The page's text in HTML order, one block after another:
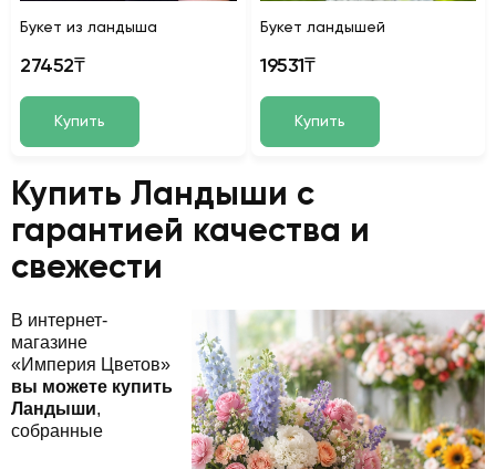
Букет из ландыша
27452₸
Купить
Букет ландышей
19531₸
Купить
Купить Ландыши с
гарантией качества и
свежести
В интернет-
магазине
«Империя Цветов»
вы можете купить
Ландыши,
собранные